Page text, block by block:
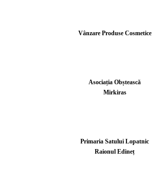
Vânzare Produse Cosmetice
Asociația Obștească
Mirkiras
Primaria Satului Lopatnic
Raionul Edineț